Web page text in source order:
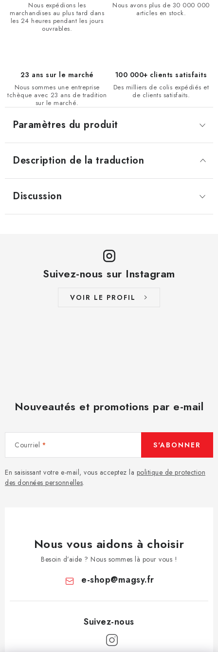
Nous expédions les
marchandises au plus tard dans
les 24 heures pendant les jours
ouvrables.
Nous avons plus de 30 000 000
articles en stock.
23 ans sur le marché
Nous sommes une entreprise
tchèque avec 23 ans de tradition
sur le marché.
100 000+ clients satisfaits
Des milliers de colis expédiés et
de clients satisfaits.
Description de la traduction
Paramètres du produit
Discussion
Suivez-nous sur Instagram
VOIR LE PROFIL
Nouveautés et promotions par e-mail
Courriel
En saisissant votre e-mail, vous acceptez la politique de protection
des données personnelles.
S'ABONNER
Nous vous aidons à choisir
Besoin d’aide ? Nous sommes là pour vous !
e-shop@magsy.fr